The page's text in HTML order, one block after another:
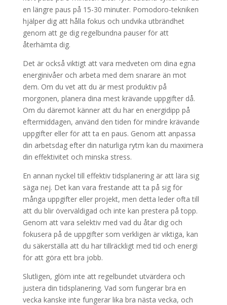
en längre paus på 15-30 minuter. Pomodoro-tekniken
hjälper dig att hålla fokus och undvika utbrändhet
genom att ge dig regelbundna pauser för att
återhämta dig.
Det är också viktigt att vara medveten om dina egna
energinivåer och arbeta med dem snarare än mot
dem. Om du vet att du är mest produktiv på
morgonen, planera dina mest krävande uppgifter då.
Om du däremot känner att du har en energidipp på
eftermiddagen, använd den tiden för mindre krävande
uppgifter eller för att ta en paus. Genom att anpassa
din arbetsdag efter din naturliga rytm kan du maximera
din effektivitet och minska stress.
En annan nyckel till effektiv tidsplanering är att lära sig
säga nej. Det kan vara frestande att ta på sig för
många uppgifter eller projekt, men detta leder ofta till
att du blir överväldigad och inte kan prestera på topp.
Genom att vara selektiv med vad du åtar dig och
fokusera på de uppgifter som verkligen är viktiga, kan
du säkerställa att du har tillräckligt med tid och energi
för att göra ett bra jobb.
Slutligen, glöm inte att regelbundet utvärdera och
justera din tidsplanering. Vad som fungerar bra en
vecka kanske inte fungerar lika bra nästa vecka, och